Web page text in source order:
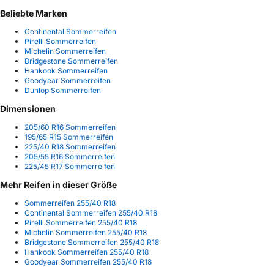
Beliebte Marken
Continental Sommerreifen
Pirelli Sommerreifen
Michelin Sommerreifen
Bridgestone Sommerreifen
Hankook Sommerreifen
Goodyear Sommerreifen
Dunlop Sommerreifen
Dimensionen
205/60 R16 Sommerreifen
195/65 R15 Sommerreifen
225/40 R18 Sommerreifen
205/55 R16 Sommerreifen
225/45 R17 Sommerreifen
Mehr Reifen in dieser Größe
Sommerreifen 255/40 R18
Continental Sommerreifen 255/40 R18
Pirelli Sommerreifen 255/40 R18
Michelin Sommerreifen 255/40 R18
Bridgestone Sommerreifen 255/40 R18
Hankook Sommerreifen 255/40 R18
Goodyear Sommerreifen 255/40 R18